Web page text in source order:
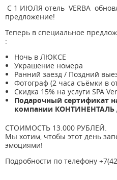
Новости
С 1 ИЮЛЯ отель VERBA
предложение!
Теперь в специальное
:
Ночь в ЛЮКСЕ
Украшение номера
Ранний заезд / Поздний
Фотограф (2 часа съёмки в
Скидка 15% на услуги SPA
Подарочный сертификат
компании КОНТИНЕНТАЛЬ
СТОИМОСТЬ 13.000 РУБЛЕЙ.
Мы хотим, чтобы этот день
эмоциями!
Подробности по телефону